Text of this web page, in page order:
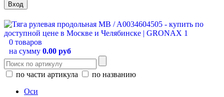
0 товаров
на сумму 0.00 руб
по части артикула
по названию
Оси